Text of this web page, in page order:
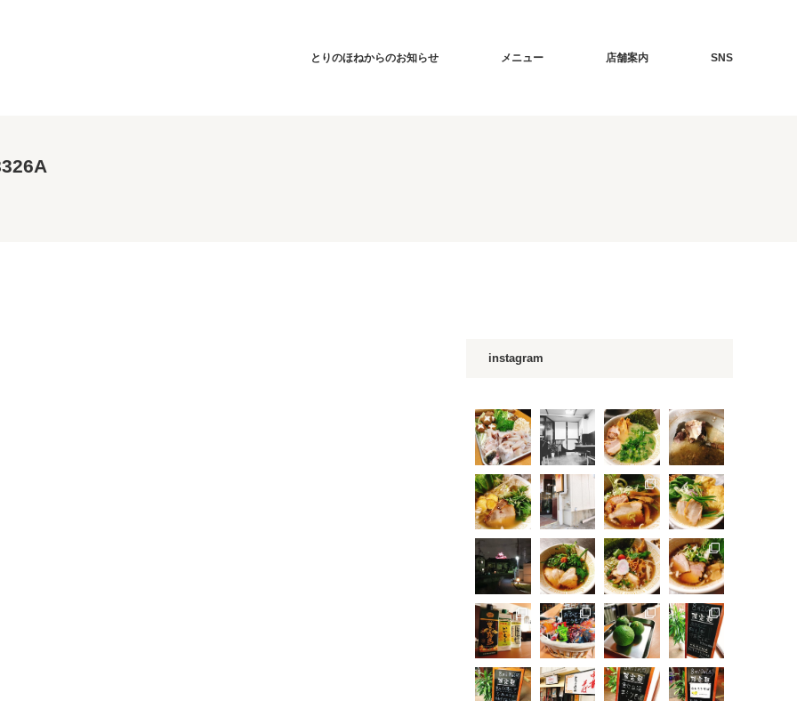
とりのほねからのお知らせ メニュー 店舗案内 SNS
instagram